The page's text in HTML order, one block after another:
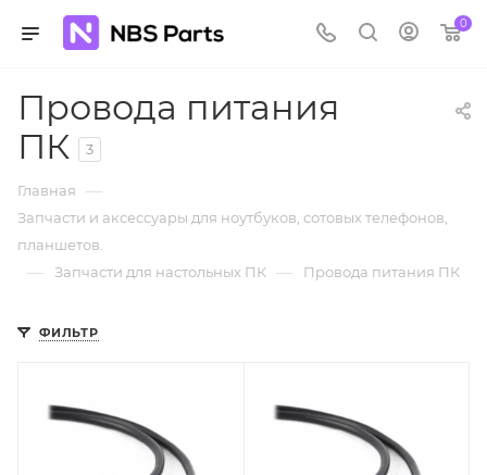
0
Провода питания
ПК
3
Главная —
Запчасти и аксессуары для ноутбуков, сотовых телефонов,
планшетов.
— Запчасти для настольных ПК — Провода питания ПК
ФИЛЬТР